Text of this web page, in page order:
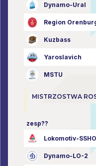
Dynamo-Ural
Region
Kuzbass
Yaroslavich
MSTU
MISTRZOSTWA
zesp??
Lokomotiv-
Dynamo-LO-2